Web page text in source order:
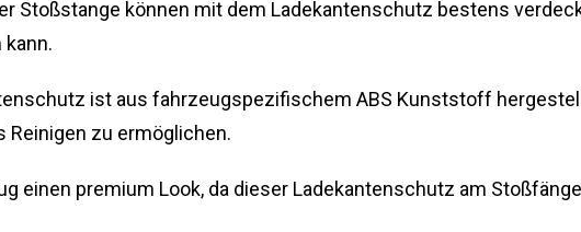
Stoßstange können mit dem Ladekantenschutz bestens
kann.
ist aus fahrzeugspezifischem ABS Kunststoff
Reinigen zu ermöglichen.
einen premium Look, da dieser Ladekantenschutz am